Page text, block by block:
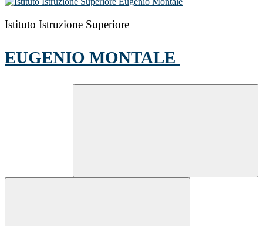
Istituto Istruzione Superiore
EUGENIO MONTALE